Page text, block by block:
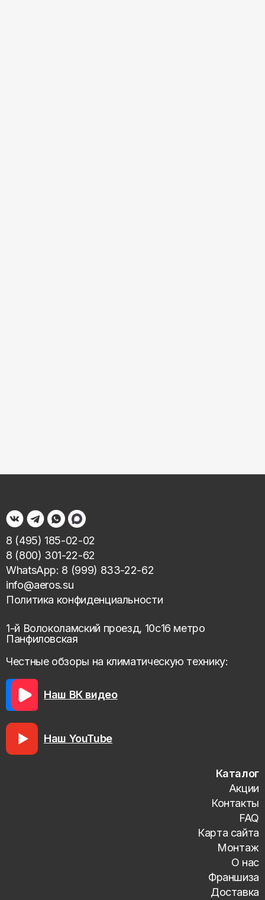
8 (495) 185-02-02
8 (800) 301-22-62
WhatsApp: 8 (999) 833-22-62
info@aeros.su
Политика конфиденциальности
1-й Волоколамский проезд, 10с16 метро
Панфиловская
Честные обзоры на климатическую технику:
Наш ВК видео
Наш YouTube
Каталог
Акции
Контакты
FAQ
Карта сайта
Монтаж
О нас
Франшиза
Доставка